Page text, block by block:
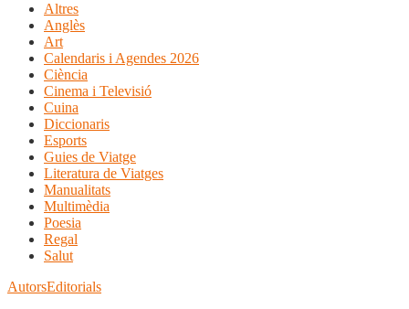
Altres
Anglès
Art
Calendaris i Agendes 2026
Ciència
Cinema i Televisió
Cuina
Diccionaris
Esports
Guies de Viatge
Literatura de Viatges
Manualitats
Multimèdia
Poesia
Regal
Salut
AutorsEditorials